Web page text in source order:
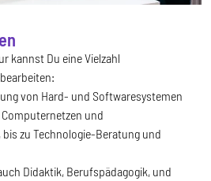
kannst Du eine Vielzahl
von Hard- und Softwaresystemen
und
zu Technologie-Beratung und
Didaktik, Berufspädagogik, und